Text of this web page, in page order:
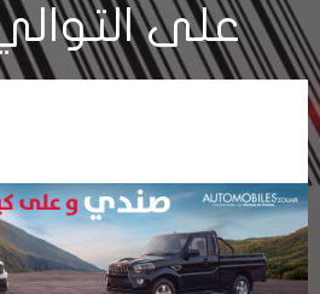
على